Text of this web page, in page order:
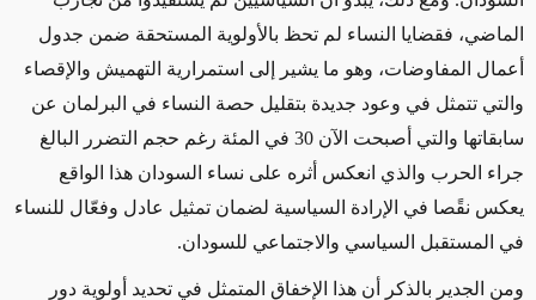
الماضي، فقضايا النساء لم تحظ بالأولوية المستحقة ضمن جدول
أعمال المفاوضات، وهو ما يشير إلى استمرارية التهميش والإقصاء
والتي تتمثل في وعود جديدة بتقليل حصة النساء في البرلمان عن
سابقاتها والتي أصبحت الآن 30 في المئة رغم حجم التضرر البالغ
جراء الحرب والذي انعكس أثره على نساء السودان هذا الواقع
يعكس نقًصا في الإرادة السياسية لضمان تمثيل عادل وفعّال للنساء
في المستقبل السياسي والاجتماعي للسودان.
ومن الجدير بالذكر أن هذا الإخفاق المتمثل في تحديد أولوية دور